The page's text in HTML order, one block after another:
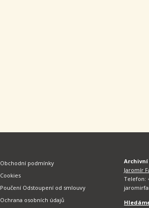
Obchodní podmínky
Cookies
Poučení Odstoupení od smlouvy
Ochrana osobních údajů
Archivní
Jaromír
Telefon: